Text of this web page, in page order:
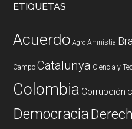
ETIQUETAS
Acuerdo Agro Amnistia
Campo Catalunya Ciencia y
Colombia Corrupción
Democracia